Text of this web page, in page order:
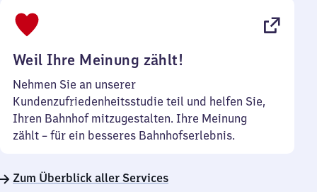
Weil Ihre Meinung zählt!
Nehmen Sie an unserer
Kundenzufriedenheitsstudie teil und helfen Sie,
Ihren Bahnhof mitzugestalten. Ihre Meinung
zählt – für ein besseres Bahnhofserlebnis.
Zum Überblick aller Services